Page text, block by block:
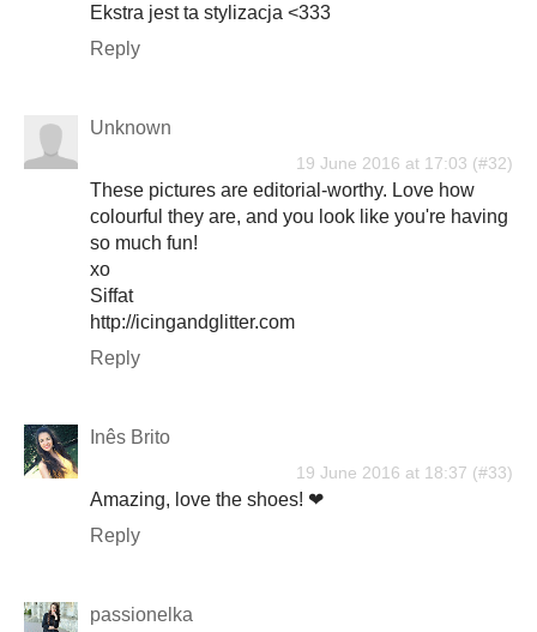
Ekstra jest ta stylizacja <333
Reply
Unknown
19 June 2016 at 17:03
These pictures are editorial-worthy. Love how
colourful they are, and you look like you're having
so much fun!
xo
Siffat
http://icingandglitter.com
Reply
Inês Brito
19 June 2016 at 18:37
Amazing, love the shoes! ❤
Reply
passionelka